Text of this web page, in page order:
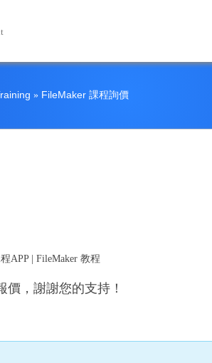
» FileMaker 課程詢價
，謝謝您的支持！